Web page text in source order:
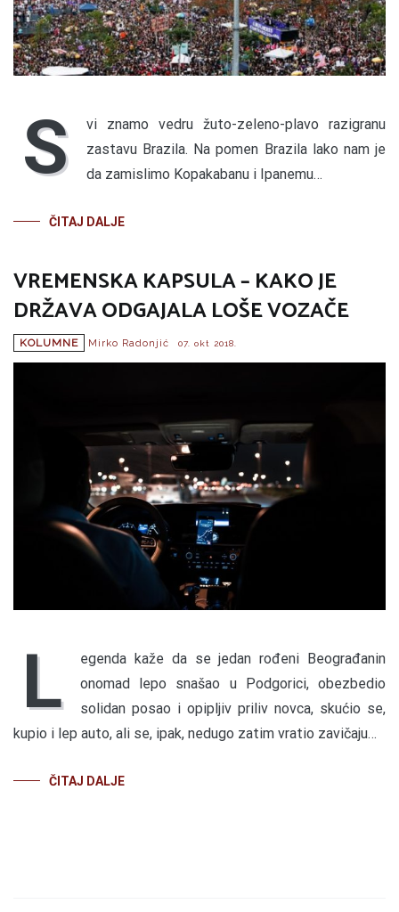
S
vi znamo vedru žuto-zeleno-plavo razigranu
zastavu Brazila. Na pomen Brazila lako nam je
da zamislimo Kopakabanu i Ipanemu…
ČITAJ DALJE
VREMENSKA KAPSULA – KAKO JE
DRŽAVA ODGAJALA LOŠE VOZAČE
KOLUMNE Mirko Radonjić 07. okt 2018.
L
egenda kaže da se jedan rođeni Beograđanin
onomad lepo snašao u Podgorici, obezbedio
solidan posao i opipljiv priliv novca, skućio se,
kupio i lep auto, ali se, ipak, nedugo zatim vratio zavičaju…
ČITAJ DALJE